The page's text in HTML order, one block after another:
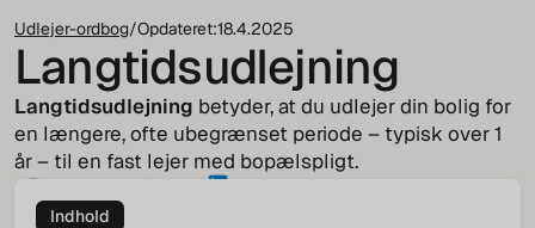
Udlejer-ordbog/Opdateret:18.4.2025
Langtidsudlejning
Langtidsudlejning betyder, at du udlejer din bolig for
en længere, ofte ubegrænset periode – typisk over 1
år – til en fast lejer med bopælspligt.
Jakob von Cappeln
COO
Indhold